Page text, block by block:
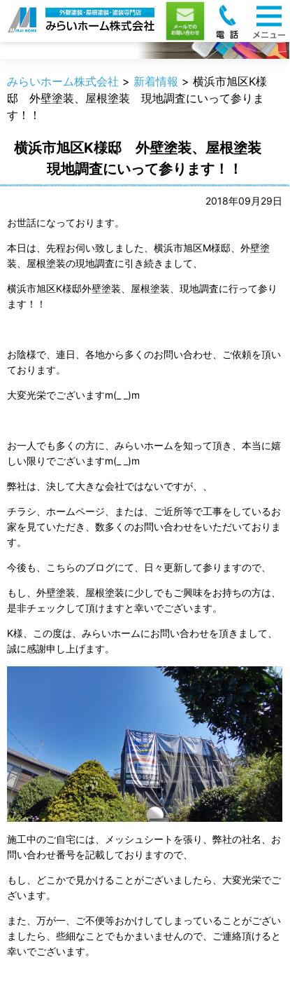
新着情報
みらいホーム株式会社 > 新着情報 > 横浜市旭区K様
邸 外壁塗装、屋根塗装 現地調査にいって参りま
す！！
横浜市旭区K様邸 外壁塗装、屋根塗装
現地調査にいって参ります！！
2018年09月29日
お世話になっております。
本日は、先程お伺い致しました、横浜市旭区M様邸、外壁塗
装、屋根塗装の現地調査に引き続きまして、
横浜市旭区K様邸外壁塗装、屋根塗装、現地調査に行って参り
ます！！
お陰様で、連日、各地から多くのお問い合わせ、ご依頼を頂い
ております。
大変光栄でございますm(_ _)m
お一人でも多くの方に、みらいホームを知って頂き、本当に嬉
しい限りでございますm(_ _)m
弊社は、決して大きな会社ではないですが、、
チラシ、ホームページ、または、ご近所等で工事をしているお
家を見ていただき、数多くのお問い合わせをいただいておりま
す。
今後も、こちらのブログにて、日々更新して参りますので、
もし、外壁塗装、屋根塗装に少しでもご興味をお持ちの方は、
是非チェックして頂けますと幸いでございます。
K様、この度は、みらいホームにお問い合わせを頂きまして、
誠に感謝申し上げます。
施工中のご自宅には、メッシュシートを張り、弊社の社名、お
問い合わせ番号を記載しておりますので、
もし、どこかで見かけることがございましたら、大変光栄でご
ざいます。
また、万が一、ご不便等おかけしてしまっていることがござい
ましたら、些細なことでもかまいませんので、ご連絡頂けると
幸いでございます。